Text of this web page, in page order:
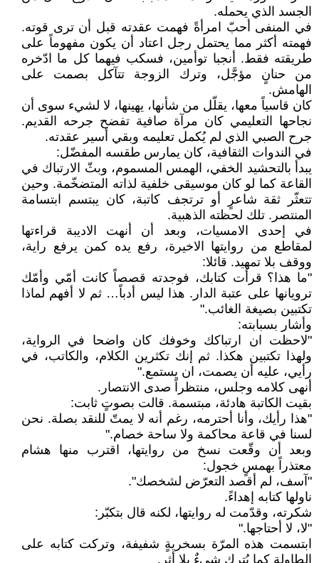
الجسد الذي يحمله.
في المنفى أحبّ امرأةً فهمت عقدته قبل أن ترى قوته.
فهمته أكثر مما يحتمل رجل اعتاد أن يكون مفهوماً على
طريقته فقط. أنجبا توأمين، فسكب فيهما كل ما ادّخره
من حنانٍ مؤجَّل، وترك الزوجة تتآكل بصمت على
الهامش.
كان قاسياً معها، يقلّل من شأنها، يهينها، لا لشيء سوى أن
نجاحها التعليمي كان مرآة صافية تفضح جرحه القديم.
جرح الصبي الذي لم يُكمل تعليمه وبقي أسير عقدته.
في الندوات الثقافية، كان يمارس طقسه المفضّل:
يبدأ بالتحشيد الخفي، الهمس المسموم، وبثّ الارتباك في
القاعة كما لو كان موسيقى خلفية لذاته المتضخّمة. وحين
تتعثّر ثقة شاعرٍ أو ترتجف كاتبة، كان يبتسم ابتسامة
المنتصر. تلك لحظته الذهبية.
في إحدى الامسيات، وبعد أن أنهت الاديبة قراءتها
لمقاطع من روايتها الاخيرة، رفع يده كمن يرفع راية،
ووقف بلا تمهيد. قائلا:
"ما هذا؟ قرأت كتابك، فوجدته قصصاً كانت أمّي وأمّك
ترويانها على عتبة الدار. هذا ليس أدباً… ثم لا أفهم لماذا
تكتبين بصيغة الغائب."
وأشار بسبابته:
"لاحظت ان ارتباكك وخوفك كان واضحا في الرواية،
ولهذا تكتبين هكذا. ثم إنك تكثرين الكلام، والكاتب، في
رأيي، عليه أن يصمت، ان يستمع."
أنهى كلامه وجلس، منتظراً صدى الانتصار.
بقيت الكاتبة هادئة، مبتسمة. قالت بصوتٍ ثابت:
"هذا رأيك، وأنا أحترمه، رغم أنه لا يمتّ للنقد بصلة. نحن
لسنا في قاعة محاكمة ولا ساحة خصام."
وبعد أن وقّعت نسخ من روايتها، اقترب منها هشام
معتذراً بهمسٍ خجول:
"آسف، لم أقصد التعرّض لشخصك".
ناولها كتابه إهداءً.
شكرته، وقدّمت له روايتها، لكنه قال بتكبّر:
"لا، لا أحتاجها."
ابتسمت هذه المرّة بسخريةٍ شفيفة، وتركت كتابه على
الطاولة كما يُترك شيءٌ بلا أثر.